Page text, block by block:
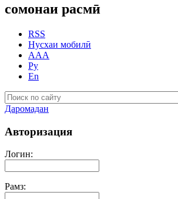
сомонаи расмӣ
RSS
Нусхаи мобилӣ
AAA
Ру
En
Даромадан
Авторизация
Логин:
Рамз: